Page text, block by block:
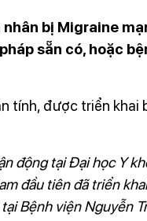
bị Migraine
sẵn có, hoặc
tính, được triển khai
động tại Đại học Y
đầu tiên đã triển
Bệnh viện Nguyễn